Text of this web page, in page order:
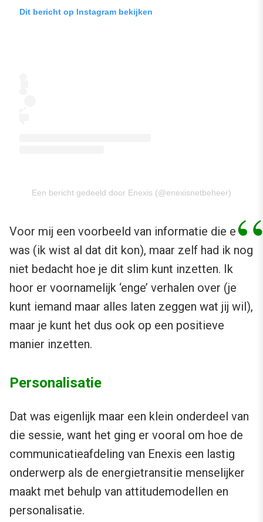
Dit bericht op Instagram bekijken
Een bericht gedeeld door Enexis (@enexisnetbeheer)
Voor mij een voorbeeld van informatie die er al
was (ik wist al dat dit kon), maar zelf had ik nog
niet bedacht hoe je dit slim kunt inzetten. Ik
hoor er voornamelijk ‘enge’ verhalen over (je
kunt iemand maar alles laten zeggen wat jij wil),
maar je kunt het dus ook op een positieve
manier inzetten.
Personalisatie
Dat was eigenlijk maar een klein onderdeel van
die sessie, want het ging er vooral om hoe de
communicatieafdeling van Enexis een lastig
onderwerp als de energietransitie menselijker
maakt met behulp van attitudemodellen en
personalisatie.